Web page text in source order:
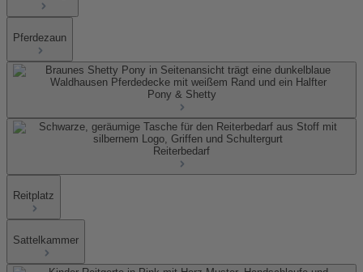
Pferdezaun
Pony & Shetty
Reiterbedarf
Reitplatz
Sattelkammer